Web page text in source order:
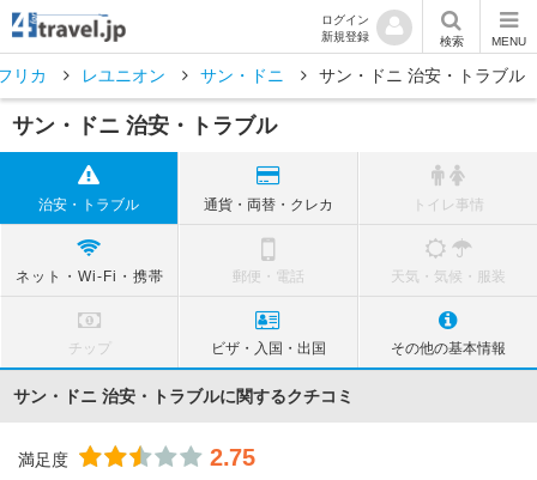
ログイン
新規登録
検索 MENU
リカ レユニオン サン・ドニ サン・ドニ 治安・トラブル
サン・ドニ 治安・トラブル
治安・トラブル 通貨・両替・クレカ トイレ事情
ネット・Wi-Fi・携帯 郵便・電話 天気・気候・服装
チップ ビザ・入国・出国 その他の基本情報
サン・ドニ 治安・トラブルに関するクチコミ
満足度 2.75